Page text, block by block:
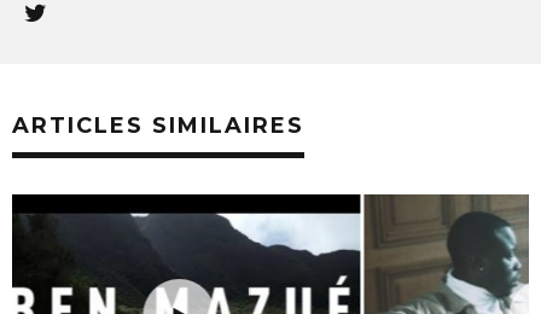
ARTICLES SIMILAIRES